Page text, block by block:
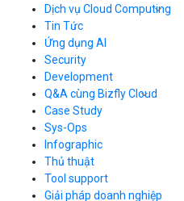
Dịch vụ Cloud Computing
Cloud Server
CDN
Load Balancer
Auto Scaling
Container Registry
Kubernetes
Cloud Database
Call Center
Business Email
Simple Storage
VOD
Tin Tức
Ứng dụng AI
Security
Development
Q&A cùng Bizfly Cloud
Q&A về Bizfly Cloud Server
Thao tác kết nối tới server
Videos
Q&A về Bizfly Business Email
Videos
Case Study
Sys-Ops
Infographic
Thủ thuật
Tool support
Giải pháp doanh nghiệp